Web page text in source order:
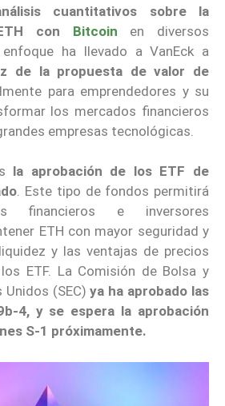
cuantitativos sobre la
con Bitcoin en diversos
ha llevado a VanEck a
de la propuesta de valor de
para emprendedores y su
los mercados financieros
empresas tecnológicas.
la aprobación de los ETF de
. Este tipo de fondos permitirá
financieros e inversores
ETH con mayor seguridad y
y las ventajas de precios
ETF. La Comisión de Bolsa y
Unidos (SEC)ya ha aprobado las
4, y se espera la aprobación
S-1 próximamente.